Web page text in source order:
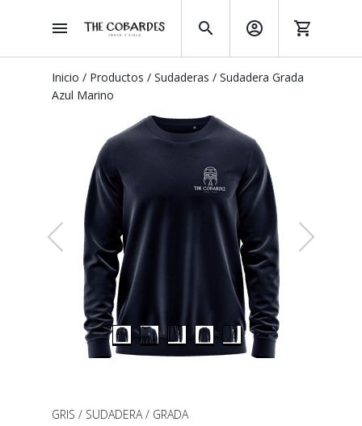
Inicio / Productos / Sudaderas / Sudadera Grada
Azul Marino
GRIS / SUDADERA/ GRADA